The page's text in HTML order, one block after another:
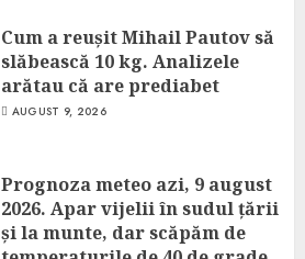
Cum a reușit Mihail Pautov să
slăbească 10 kg. Analizele
arătau că are prediabet
AUGUST 9, 2026
Prognoza meteo azi, 9 august
2026. Apar vijelii în sudul țării
și la munte, dar scăpăm de